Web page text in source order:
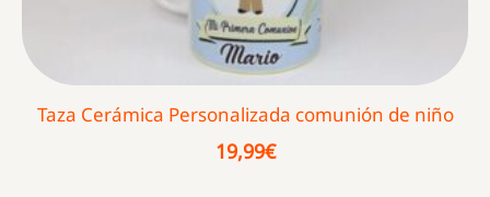
Taza Cerámica Personalizada comunión de niño
19,99€